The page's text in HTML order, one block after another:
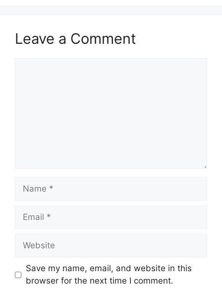
Leave a Comment
Name
Email
Website
Save my name, email, and website in this
browser for the next time I comment.